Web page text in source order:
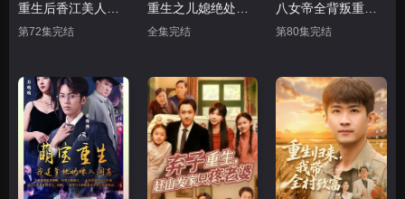
重生后香江美人又冷又飒
第72集完结
重生之儿媳绝处逢生
全集完结
八女帝全背叛重生悔到肠断
第80集完结